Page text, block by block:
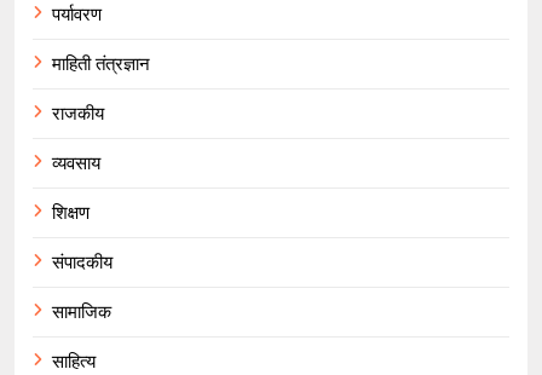
पर्यावरण
माहिती तंत्रज्ञान
राजकीय
व्यवसाय
शिक्षण
संपादकीय
सामाजिक
साहित्य